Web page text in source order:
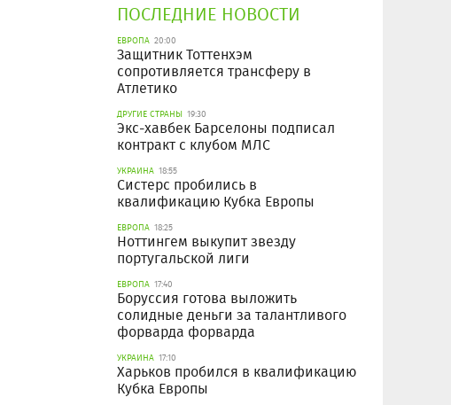
ПОСЛЕДНИЕ НОВОСТИ
ЕВРОПА 20:00
Защитник Тоттенхэм
сопротивляется трансферу в
Атлетико
ДРУГИЕ СТРАНЫ 19:30
Экс-хавбек Барселоны подписал
контракт с клубом МЛС
УКРАИНА 18:55
Систерс пробились в
квалификацию Кубка Европы
ЕВРОПА 18:25
Ноттингем выкупит звезду
португальской лиги
ЕВРОПА 17:40
Боруссия готова выложить
солидные деньги за талантливого
форварда форварда
УКРАИНА 17:10
Харьков пробился в квалификацию
Кубка Европы